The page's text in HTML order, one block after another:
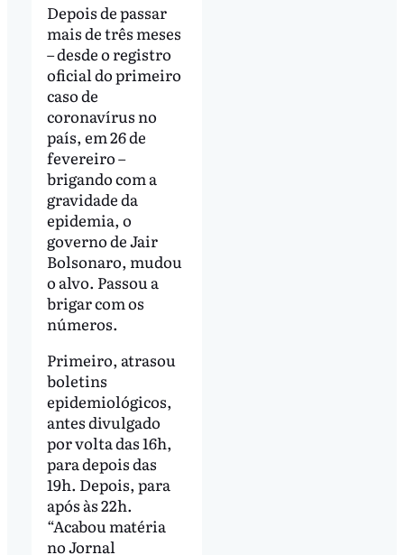
Depois de passar
mais de três meses
– desde o registro
oficial do primeiro
caso de
coronavírus no
país, em 26 de
fevereiro –
brigando com a
gravidade da
epidemia, o
governo de Jair
Bolsonaro, mudou
o alvo. Passou a
brigar com os
números.
Primeiro, atrasou
boletins
epidemiológicos,
antes divulgado
por volta das 16h,
para depois das
19h. Depois, para
após às 22h.
“Acabou matéria
no Jornal